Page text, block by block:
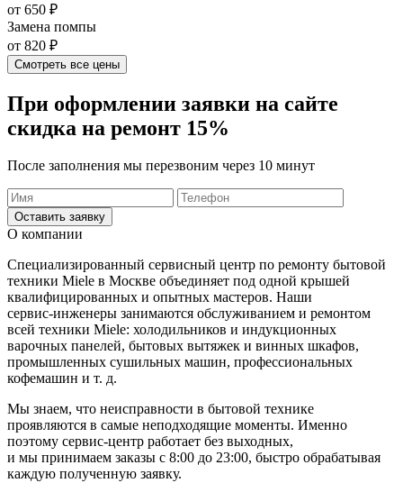
от 650 ₽
Замена помпы
от 820 ₽
Смотреть все цены
При оформлении заявки на сайте
скидка на ремонт 15%
После заполнения мы перезвоним через 10 минут
Оставить заявку
О компании
Специализированный сервисный центр по ремонту бытовой
техники Miele в Москве объединяет под одной крышей
квалифицированных и опытных мастеров. Наши
сервис-инженеры занимаются обслуживанием и ремонтом
всей техники Miele: холодильников и индукционных
варочных панелей, бытовых вытяжек и винных шкафов,
промышленных сушильных машин, профессиональных
кофемашин и т. д.
Мы знаем, что неисправности в бытовой технике
проявляются в самые неподходящие моменты. Именно
поэтому сервис-центр работает без выходных,
и мы принимаем заказы с 8:00 до 23:00, быстро обрабатывая
каждую полученную заявку.